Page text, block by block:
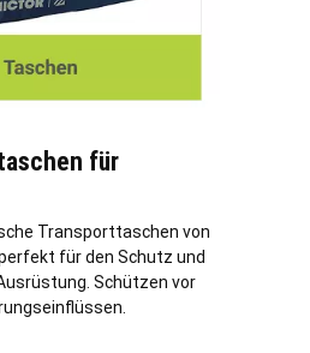
für
Transporttaschen von
für den Schutz und
Schützen vor